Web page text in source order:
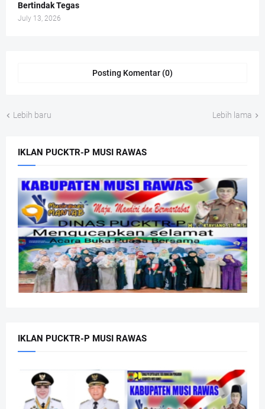
Bertindak Tegas
July 13, 2026
Posting Komentar (0)
Lebih baru Lebih lama
IKLAN PUCKTR-P MUSI RAWAS
IKLAN PUCKTR-P MUSI RAWAS